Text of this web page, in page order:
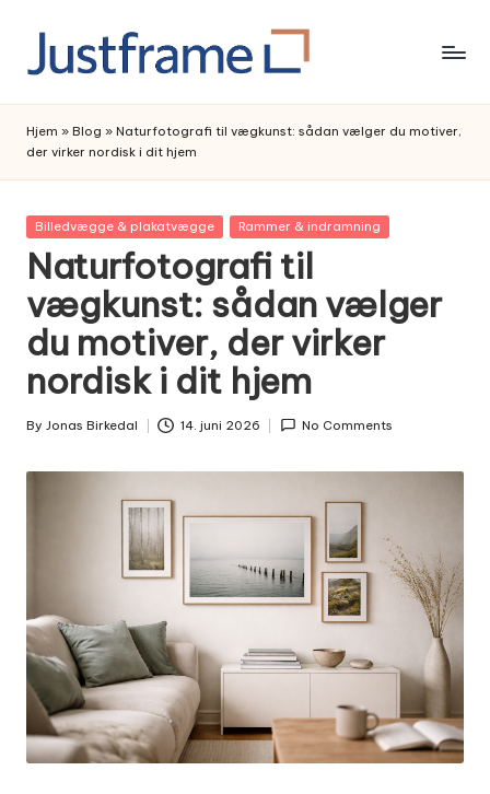
content
Hjem » Blog » Naturfotografi til vægkunst: sådan vælger du motiver,
der virker nordisk i dit hjem
Posted
Billedvægge & plakatvægge Rammer & indramning
Naturfotografi til
vægkunst: sådan vælger
du motiver, der virker
nordisk i dit hjem
Posted
By Jonas Birkedal 14. juni 2026 No Comments